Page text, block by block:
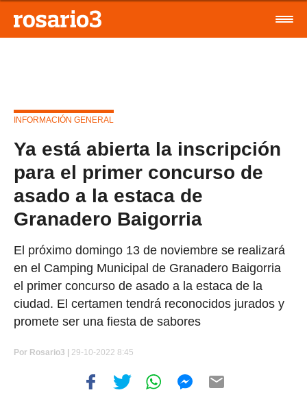
INFORMACIÓN GENERAL
Ya está abierta la inscripción
para el primer concurso de
asado a la estaca de
Granadero Baigorria
El próximo domingo 13 de noviembre se realizará
en el Camping Municipal de Granadero Baigorria
el primer concurso de asado a la estaca de la
ciudad. El certamen tendrá reconocidos jurados y
promete ser una fiesta de sabores
Por Rosario3 | 29-10-2022 8:45